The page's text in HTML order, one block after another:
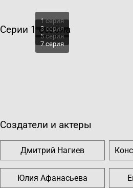
Серии 1 сезона
1 серия
3 серия
5 серия
7 серия
Создатели и актеры
Дмитрий Нагиев
Юлия Афанасьева